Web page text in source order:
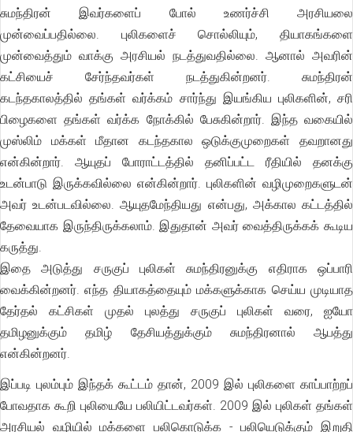
சுமந்திரன் இவர்களைப் போல் உணர்ச்சி அரசியலை
முன்வைப்பதில்லை. புலிகளைச் சொல்லியும், தியாகங்களை
முன்வைத்தும் வாக்கு அரசியல் நடத்துவதில்லை. ஆனால் அவரின்
கட்சியைச் சேர்ந்தவர்கள் நடத்துகின்றனர். சுமந்திரன்
கடந்தகாலத்தில் தங்கள் வர்க்கம் சார்ந்து இயங்கிய புலிகளின், சரி
பிழைகளை தங்கள் வர்க்க நோக்கில் பேசுகின்றார். இந்த வகையில்
முஸ்லிம் மக்கள் மீதான கடந்தகால ஒடுக்குமுறைகள் தவறானது
என்கின்றார். ஆயுதப் போராட்டத்தில் தனிப்பட்ட ரீதியில் தனக்கு
உடன்பாடு இருக்கவில்லை என்கின்றார். புலிகளின் வழிமுறைகளுடன்
அவர் உடன்படவில்லை. ஆயுதமேந்தியது என்பது, அக்கால கட்டத்தில்
தேவையாக இருந்திருக்கலாம். இதுதான் அவர் வைத்திருக்கக் கூடிய
கருத்து.
இதை அடுத்து சருகுப் புலிகள் சுமந்திரனுக்கு எதிராக ஒப்பாரி
வைக்கின்றனர். எந்த தியாகத்தையும் மக்களுக்காக செய்ய முடியாத
தேர்தல் கட்சிகள் முதல் புலத்து சருகுப் புலிகள் வரை, ஐயோ
தமிழனுக்கும் தமிழ் தேசியத்துக்கும் சுமந்திரனால் ஆபத்து
என்கின்றனர்.
இப்படி புலம்பும் இந்தக் கூட்டம் தான், 2009 இல் புலிகளை காப்பாற்றப்
போவதாக கூறி புலியையே பலியிட்டவர்கள். 2009 இல் புலிகள் தங்கள்
அரசியல் வழியில் மக்களை பலிகொடுக்க - பலியெடுக்கும் இறுதி